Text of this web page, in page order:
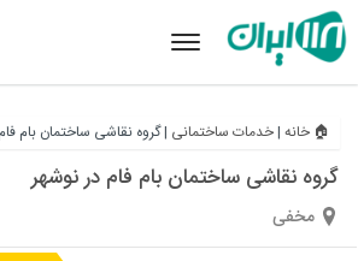
Toggle
🏠 خانه|خدمات ساختمانی|گروه نقاشی ساختمان بام
گروه نقاشی ساختمان بام فام در نوشهر
مخفی